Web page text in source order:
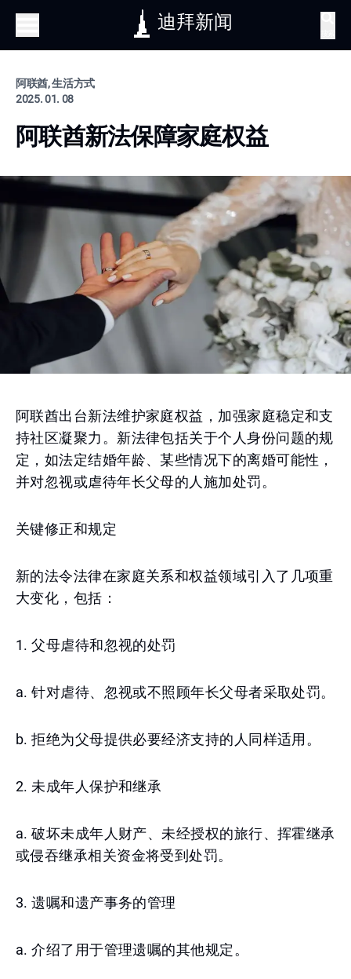
迪拜新闻
阿联酋, 生活方式
2025. 01. 08
阿联酋新法保障家庭权益
阿联酋出台新法维护家庭权益，加强家庭稳定和支
持社区凝聚力。新法律包括关于个人身份问题的规
定，如法定结婚年龄、某些情况下的离婚可能性，
并对忽视或虐待年长父母的人施加处罚。
关键修正和规定
新的法令法律在家庭关系和权益领域引入了几项重
大变化，包括：
1. 父母虐待和忽视的处罚
a. 针对虐待、忽视或不照顾年长父母者采取处罚。
b. 拒绝为父母提供必要经济支持的人同样适用。
2. 未成年人保护和继承
a. 破坏未成年人财产、未经授权的旅行、挥霍继承
或侵吞继承相关资金将受到处罚。
3. 遗嘱和遗产事务的管理
a. 介绍了用于管理遗嘱的其他规定。